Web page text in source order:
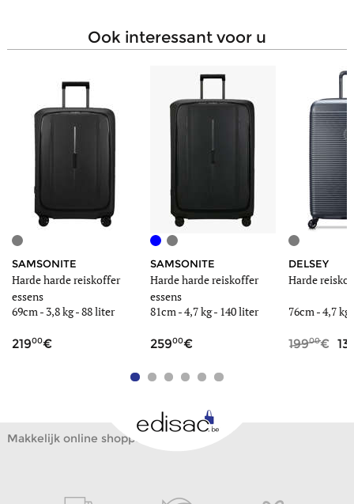
ook interessant voor u
SAMSONITE
Harde harde reiskoffer
essens
69cm - 3,8 kg-88 liter
21900
SAMSONITE
Harde harde reiskoffer
essens
81cm -4,7 kg- 140 liter
25900
DELSEY
Harde
76cm -4,7 kg
19900
Makkelijk online shoppen